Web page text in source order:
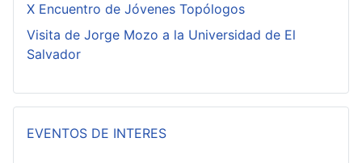
X Encuentro de Jóvenes Topólogos
Visita de Jorge Mozo a la Universidad de El
Salvador
EVENTOS DE INTERES